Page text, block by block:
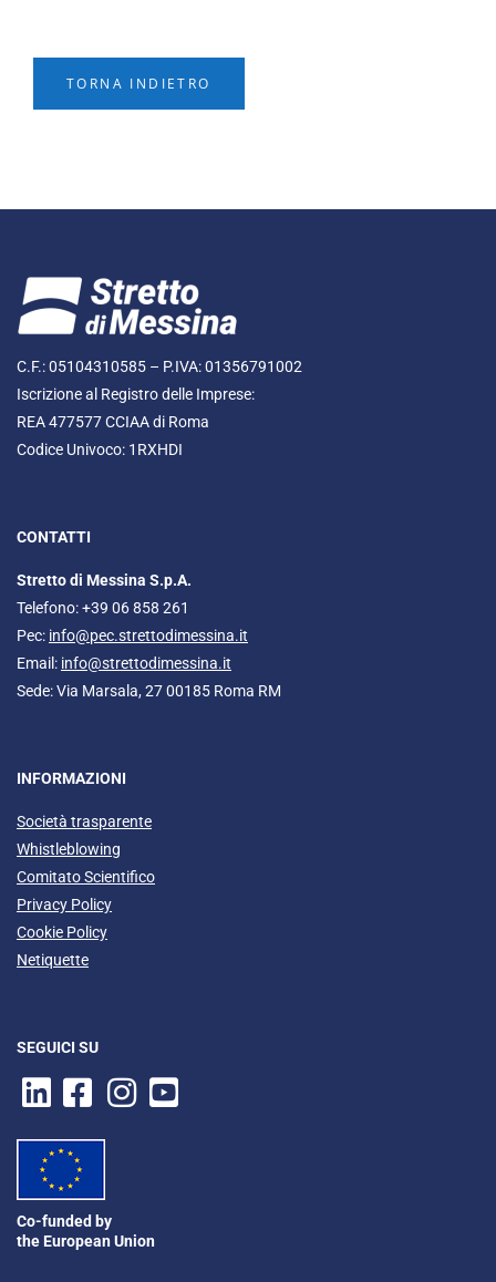
TORNA INDIETRO
C.F.: 05104310585 – P.IVA: 01356791002
Iscrizione al Registro delle Imprese:
REA 477577 CCIAA di Roma
Codice Univoco: 1RXHDI
CONTATTI
Stretto di Messina S.p.A.
Telefono: +39 06 858 261
Pec: info@pec.strettodimessina.it
Email: info@strettodimessina.it
Sede: Via Marsala, 27 00185 Roma RM
INFORMAZIONI
Società trasparente
Whistleblowing
Comitato Scientifico
Privacy Policy
Cookie Policy
Netiquette
SEGUICI SU
Co-funded by
the European Union